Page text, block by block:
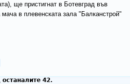
ще пристигнат в Ботевград във
в плевенската зала "Балканстрой"
42.